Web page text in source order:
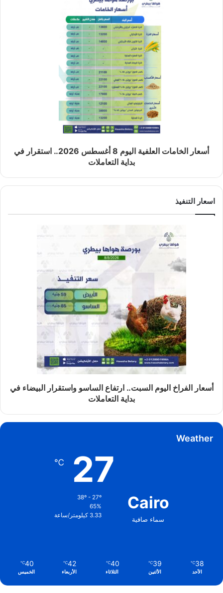
أسعار الخامات العلفية اليوم 8 أغسطس 2026.. استقرار في
بداية التعاملات
اسعار التنفيذ
أسعار الفراخ اليوم السبت.. ارتفاع الساسو واستقرار البيضاء في
بداية التعاملات
Weather
Cairo
سماء صافية
27
℃
38º - 27º
65%
3.33 كيلومتر/ساعة
38
℃
الأحد
39
℃
الأثنين
40
℃
الثلاثاء
42
℃
الأربعاء
40
℃
الخميس